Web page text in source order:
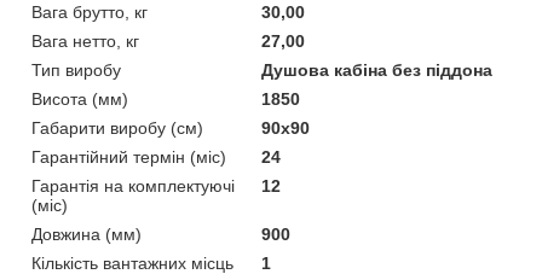
Вага брутто, кг
30,00
Вага нетто, кг
27,00
Тип виробу
Душова кабіна без піддона
Висота (мм)
1850
Габарити виробу (см)
90x90
Гарантійний термін (міс)
24
Гарантія на комплектуючі
(міс)
12
Довжина (мм)
900
Кількість вантажних місць
1